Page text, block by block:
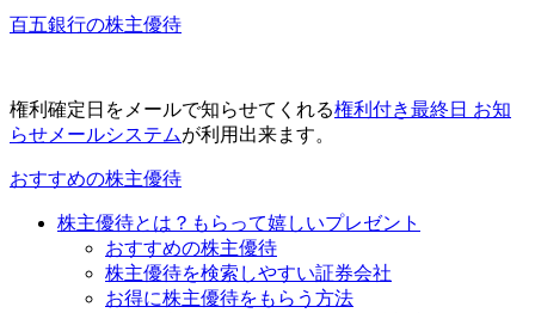
百五銀行の株主優待
権利確定日をメールで知らせてくれる権利付き最終日 お知
らせメールシステムが利用出来ます。
おすすめの株主優待
株主優待とは？もらって嬉しいプレゼント
おすすめの株主優待
株主優待を検索しやすい証券会社
お得に株主優待をもらう方法